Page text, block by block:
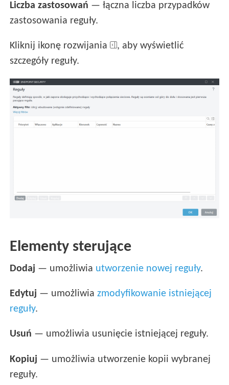
Liczba zastosowań — łączna liczba przypadków
zastosowania reguły.
Kliknij ikonę rozwijania
, aby wyświetlić
szczegóły reguły.
Elementy sterujące
Dodaj — umożliwia utworzenie nowej reguły.
Edytuj — umożliwiazmodyfikowanie istniejącej
reguły.
Usuń — umożliwia usunięcie istniejącej reguły.
Kopiuj — umożliwia utworzenie kopii wybranej
reguły.